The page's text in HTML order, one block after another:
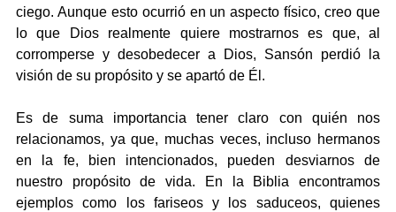
ciego. Aunque esto ocurrió en un aspecto físico, creo que
lo que Dios realmente quiere mostrarnos es que, al
corromperse y desobedecer a Dios, Sansón perdió la
visión de su propósito y se apartó de Él.
Es de suma importancia tener claro con quién nos
relacionamos, ya que, muchas veces, incluso hermanos
en la fe, bien intencionados, pueden desviarnos de
nuestro propósito de vida. En la Biblia encontramos
ejemplos como los fariseos y los saduceos, quienes